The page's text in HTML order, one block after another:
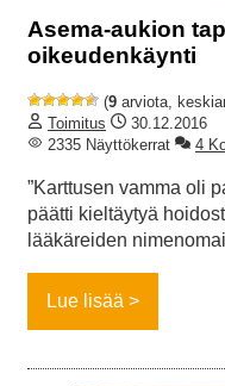
Asema-aukion
oikeudenkäynti
(9 arviota,
Toimitus
30.12.2016
2335 Näyttökerrat
4
”Karttusen vamma oli
päätti kieltäytyä
lääkäreiden
Lue lisää